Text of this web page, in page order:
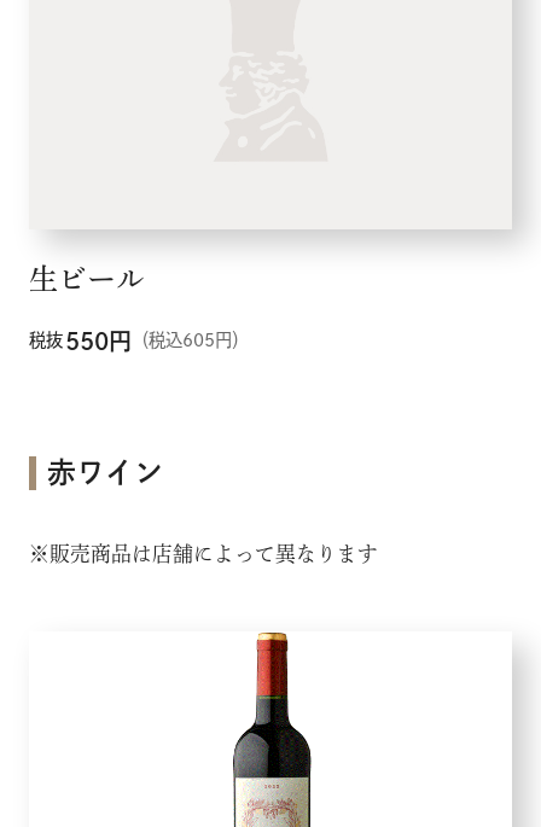
生ビール
税抜 550円 （税込605円）
赤ワイン
※販売商品は店舗によって異なります